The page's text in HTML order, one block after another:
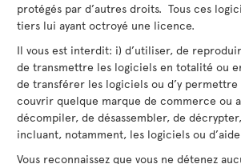
protégés par d’autres droits. Tous ces
tiers lui ayant octroyé une licence.
Il vous est interdit: i) d’utiliser, de
de transmettre les logiciels en totalité ou
de transférer les logiciels ou d’y
couvrir quelque marque de commerce ou
décompiler, de désassembler, de
incluant, notamment, les logiciels ou
Vous reconnaissez que vous ne détenez